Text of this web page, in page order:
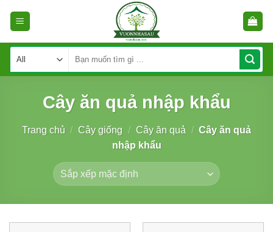
kiếm:
Cây ăn quả nhập khẩu
Trang chủ / Cây giống / Cây ăn quả / Cây ăn quả
nhập khẩu